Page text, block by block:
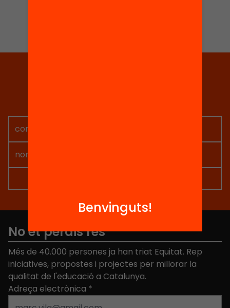
No et perdis res
Més de 40.000 persones ja han triat Equitat. Rep
iniciatives, propostes i projectes per millorar la
qualitat de l'educació a Catalunya.
Adreça electrònica *
Benvinguts!